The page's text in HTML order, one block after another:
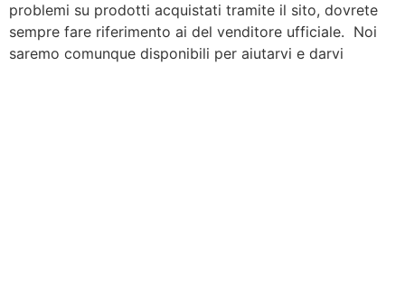
problemi su prodotti acquistati tramite il sito, dovrete
sempre fare riferimento ai del venditore ufficiale. Noi
saremo comunque disponibili per aiutarvi e darvi